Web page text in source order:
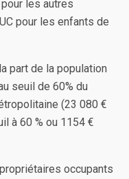
les autres
pour les enfants de
part de la population
seuil de 60% du
(23 080 €
à 60 % ou 1154 €
occupants